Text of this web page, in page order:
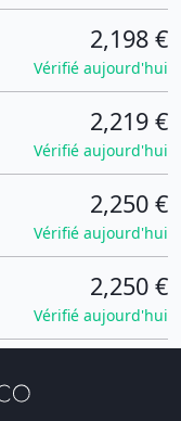
2,198 €
Vérifié aujourd'hui
2,219 €
Vérifié aujourd'hui
2,250 €
Vérifié aujourd'hui
2,250 €
Vérifié aujourd'hui